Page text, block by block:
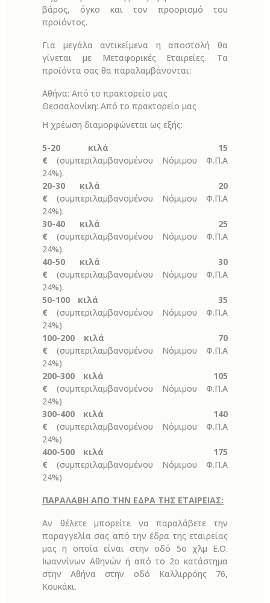
βάρος, όγκο και τον προορισμό του
προϊόντος.
Για μεγάλα αντικείμενα η αποστολή θα
γίνεται με Μεταφορικές Εταιρείες. Τα
προϊόντα σας θα παραλαμβάνονται:
Αθήνα: Από το πρακτορείο μας
Θεσσαλονίκη: Από το πρακτορείο μας
Η χρέωση διαμορφώνεται ως εξής:
5-20 κιλά 15
€ (συμπεριλαμβανομένου Νόμιμου Φ.Π.Α
24%).
20-30 κιλά 20
€ (συμπεριλαμβανομένου Νόμιμου Φ.Π.Α
24%).
30-40 κιλά 25
€ (συμπεριλαμβανομένου Νόμιμου Φ.Π.Α
24%).
40-50 κιλά 30
€ (συμπεριλαμβανομένου Νόμιμου Φ.Π.Α
24%).
50-100 κιλά 35
€ (συμπεριλαμβανομένου Νόμιμου Φ.Π.Α
24%)
100-200 κιλά 70
€ (συμπεριλαμβανομένου Νόμιμου Φ.Π.Α
24%)
200-300 κιλά 105
€ (συμπεριλαμβανομένου Νόμιμου Φ.Π.Α
24%)
300-400 κιλά 140
€ (συμπεριλαμβανομένου Νόμιμου Φ.Π.Α
24%)
400-500 κιλά 175
€ (συμπεριλαμβανομένου Νόμιμου Φ.Π.Α
24%)
ΠΑΡΑΛΑΒΗ ΑΠΟ ΤΗΝ ΕΔΡΑ ΤΗΣ ΕΤΑΙΡΕΙΑΣ:
Αν θέλετε μπορείτε να παραλάβετε την
παραγγελία σας από την έδρα της εταιρείας
μας η οποία είναι στην οδό 5ο χλμ Ε.Ο.
Ιωαννίνων Αθηνών ή από το 2ο κατάστημα
στην Αθήνα στην οδό Καλλιρρόης 76,
Κουκάκι.